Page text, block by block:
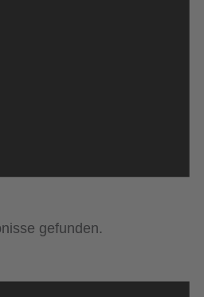
gefunden.